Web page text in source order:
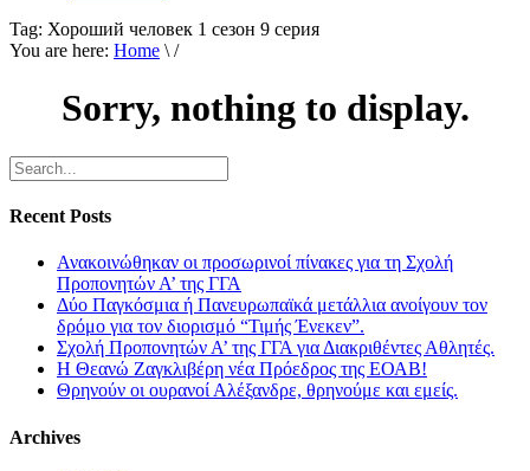
Tag: Хороший человек 1 сезон 9 серия
You are here: Home \ /
Sorry, nothing to display.
Recent Posts
Ανακοινώθηκαν οι προσωρινοί πίνακες για τη Σχολή
Προπονητών Α’ της ΓΓΑ
Δύο Παγκόσμια ή Πανευρωπαϊκά μετάλλια ανοίγουν τον
δρόμο για τον διορισμό “Τιμής Ένεκεν”.
Σχολή Προπονητών Α’ της ΓΓΑ για Διακριθέντες Αθλητές.
Η Θεανώ Ζαγκλιβέρη νέα Πρόεδρος της ΕΟΑΒ!
Θρηνούν οι ουρανοί Αλέξανδρε, θρηνούμε και εμείς.
Archives